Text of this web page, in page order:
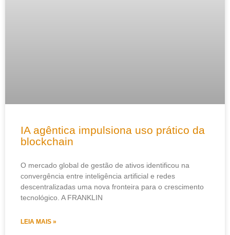
IA agêntica impulsiona uso prático da
blockchain
O mercado global de gestão de ativos identificou na
convergência entre inteligência artificial e redes
descentralizadas uma nova fronteira para o crescimento
tecnológico. A FRANKLIN
LEIA MAIS »